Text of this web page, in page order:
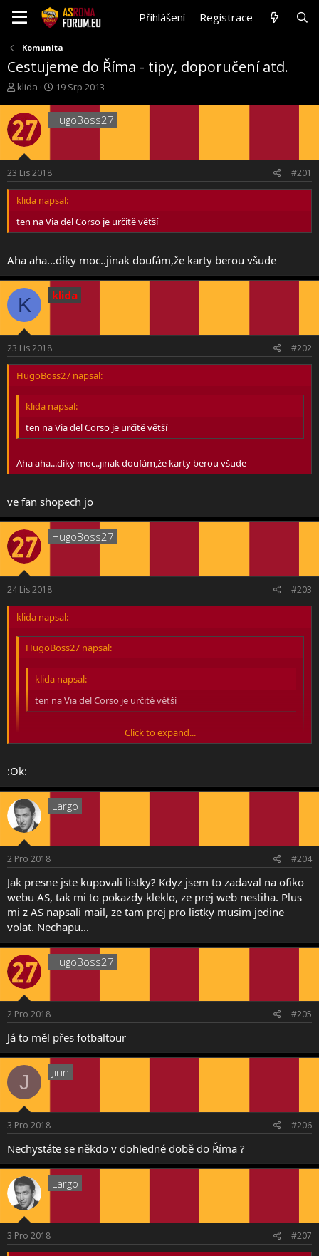
Přihlášení Registrace
Komunita
Cestujeme do Říma - tipy, doporučení atd.
T
r
e
a
d
s
a
r
e
klida
S
a
r
a
e
19 Srp 2013
HugoBoss27
23 Lis 2018 #201
klida napsal:
ten na Via del Corso je určitě větší
Aha aha...díky moc..jinak doufám,že karty berou všude
K klida
23 Lis 2018 #202
HugoBoss27 napsal:
klida napsal:
ten na Via del Corso je určitě větší
Aha aha...díky moc..jinak doufám,že karty berou všude
ve fan shopech jo
HugoBoss27
24 Lis 2018 #203
klida napsal:
HugoBoss27 napsal:
klida napsal:
ten na Via del Corso je určitě větší
Click to expand...
Aha aha...díky moc..jinak doufám,že karty berou všude
ve fan shopech jo
Click to expand...
:Ok:
Largo
2 Pro 2018 #204
Jak presne jste kupovali listky? Kdyz jsem to zadaval na ofiko
webu AS, tak mi to pokazdy kleklo, ze prej web nestiha. Plus
mi z AS napsali mail, ze tam prej pro listky musim jedine
volat. Nechapu...
HugoBoss27
2 Pro 2018 #205
Já to měl přes fotbaltour
J Jirin
3 Pro 2018 #206
Nechystáte se někdo v dohledné době do Říma ?
Largo
3 Pro 2018 #207